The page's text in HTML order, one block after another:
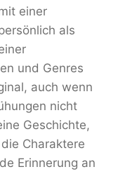
einer
als
und Genres
auch wenn
nicht
Geschichte,
Charaktere
Erinnerung an